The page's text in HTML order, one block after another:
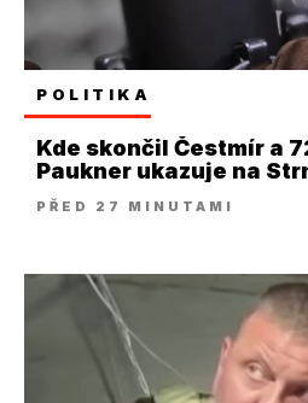
POLITIKA
Kde skončil Čestmír a
Paukner ukazuje na
PŘED 27 MINUTAMI